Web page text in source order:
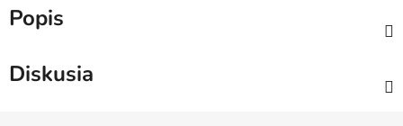
Popis
Diskusia